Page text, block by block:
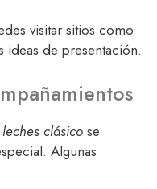
visitar sitios como
ideas de presentación.
clásico se
Algunas